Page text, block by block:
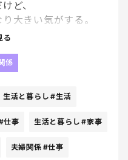
ど、
大きい気がする。
情だけでは乗り切れ
る
係
生活と暮らし #生活
仕事 生活と暮らし #家事
夫婦関係 #仕事